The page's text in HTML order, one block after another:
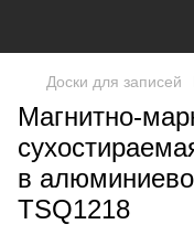
Доски для записей
Магнитно-
в
TSQ1218